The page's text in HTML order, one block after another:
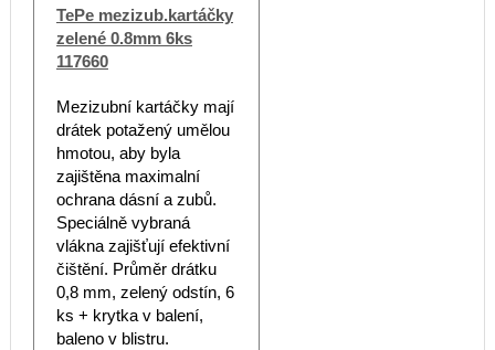
TePe mezizub.kartáčky
zelené 0.8mm 6ks
117660
Mezizubní kartáčky mají
drátek potažený umělou
hmotou, aby byla
zajištěna maximalní
ochrana dásní a zubů.
Speciálně vybraná
vlákna zajišťují efektivní
čištění. Průměr drátku
0,8 mm, zelený odstín, 6
ks + krytka v balení,
baleno v blistru.